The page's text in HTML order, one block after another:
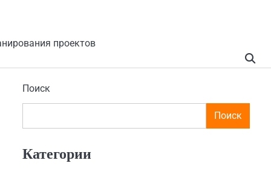
проектов
Поиск
Поиск
Категории